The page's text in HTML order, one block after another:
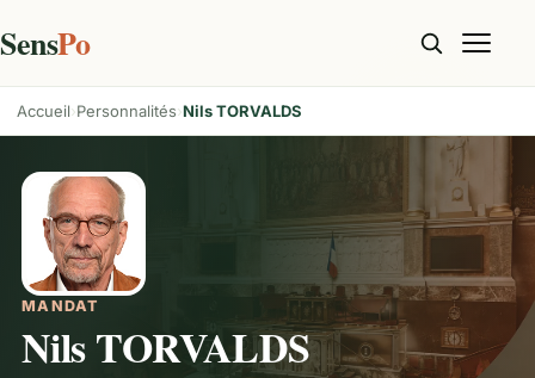
SensPo
Accueil Personnalités Nils TORVALDS
MANDAT
Nils TORVALDS